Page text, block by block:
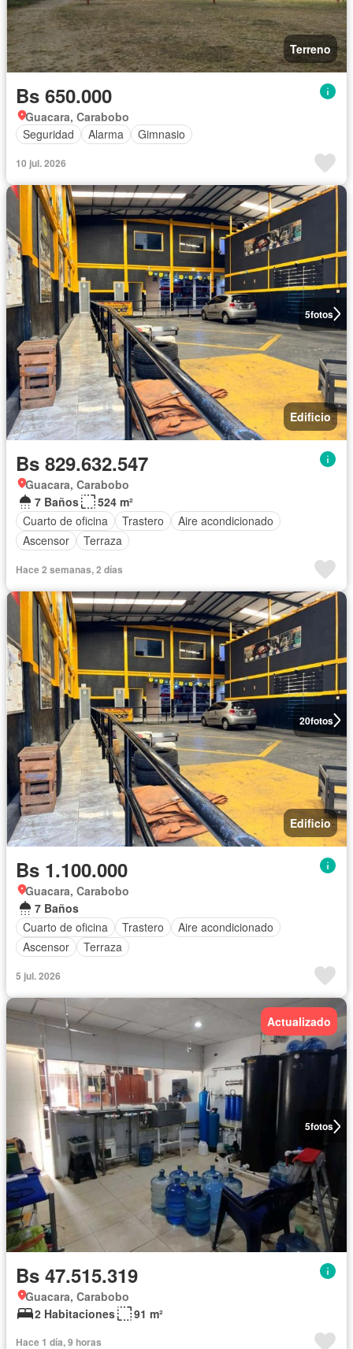
Terreno
Bs 650.000
Guacara, Carabobo
Seguridad
Alarma Gimnasio
10 jul. 2026
5fotos
Edificio
Bs 829.632.547
Guacara, Carabobo
7 Baños
524 m²
Cuarto de oficina
Trastero
Aire acondicionado
Ascensor
Terraza
Hace 2 semanas, 2 días
20fotos
Edificio
Bs 1.100.000
Guacara, Carabobo
7 Baños
Cuarto de oficina
Trastero
Aire acondicionado
Ascensor
Terraza
5 jul. 2026
5fotos
Actualizado
Bs 47.515.319
Guacara, Carabobo
2 Habitaciones
91 m²
Hace 1 día, 9 horas